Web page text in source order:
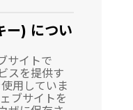
) につい
サイトで
スを提供す
用していま
ブサイトを